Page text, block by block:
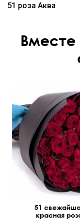
51 роза Аква
Вместе
51
красная